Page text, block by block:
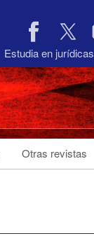
Estudia en jurídicas
Otras revistas